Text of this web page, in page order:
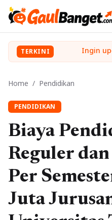
TERKINI
Home / Pendidikan
PENDIDIKAN
Biaya
Reguler
Per
Juta